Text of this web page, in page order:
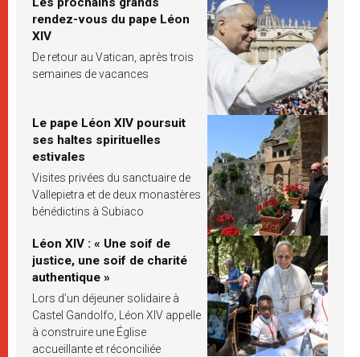
rendez-vous du pape Léon
XIV
De retour au Vatican, après trois
semaines de vacances
Le pape Léon XIV poursuit
ses haltes spirituelles
estivales
Visites privées du sanctuaire de
Vallepietra et de deux monastères
bénédictins à Subiaco
Léon XIV : « Une soif de
justice, une soif de charité
authentique »
Lors d’un déjeuner solidaire à
Castel Gandolfo, Léon XIV appelle
à construire une Église
accueillante et réconciliée